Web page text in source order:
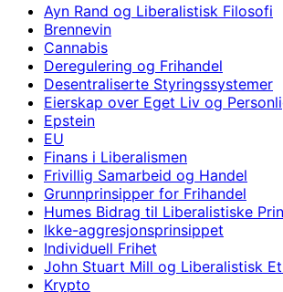
Ayn Rand og Liberalistisk Filosofi
Brennevin
Cannabis
Deregulering og Frihandel
Desentraliserte Styringssystemer
Eierskap over Eget Liv og
Epstein
EU
Finans i Liberalismen
Frivillig Samarbeid og Handel
Grunnprinsipper for Frihandel
Humes Bidrag til Liberalistiske
Ikke-aggresjonsprinsippet
Individuell Frihet
John Stuart Mill og Liberalistisk
Krypto